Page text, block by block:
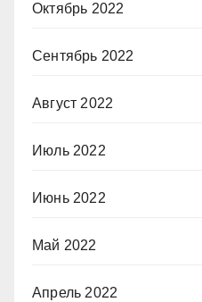
Октябрь 2022
Сентябрь 2022
Август 2022
Июль 2022
Июнь 2022
Май 2022
Апрель 2022